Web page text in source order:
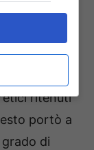
andando
ritenuti
portò a
di